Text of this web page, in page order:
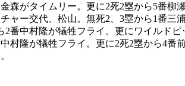
森がタイムリー。更に2死2塁から5番柳
ャー交代、松山。無死2、3塁から1番三
2番中村隆が犠牲フライ。更にワイルド
村隆が犠牲フライ。更に2死2塁から4番